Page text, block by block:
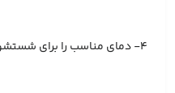
۴- دمای مناسب را برای شستشو تنظیم کنید.